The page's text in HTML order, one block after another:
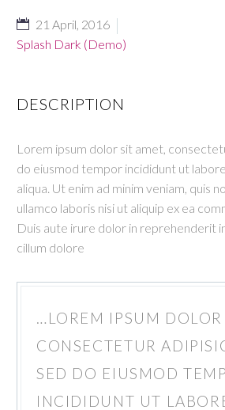
21 April, 2016
Splash Dark (Demo)
DESCRIPTION
Lorem ipsum dolor sit amet,
do eiusmod tempor incididunt ut
aliqua. Ut enim ad minim veniam, quis
ullamco laboris nisi ut aliquip ex ea
Duis aute irure dolor in reprehenderit
cillum dolore
…LOREM IPSUM DOLOR
CONSECTETUR
SED DO EIUSMOD
INCIDIDUNT UT